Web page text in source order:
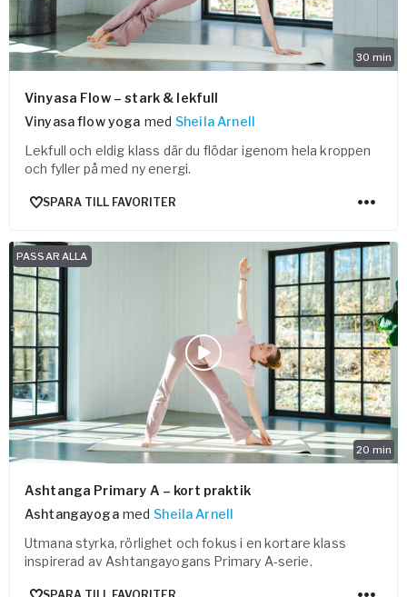
30 min
Vinyasa Flow – stark & lekfull
Vinyasa flow yoga med Sheila Arnell
Lekfull och eldig klass där du flödar igenom hela kroppen
och fyller på med ny energi.
SPARA TILL FAVORITER
20 min
PASSAR ALLA
Ashtanga Primary A – kort praktik
Ashtangayoga med Sheila Arnell
Utmana styrka, rörlighet och fokus i en kortare klass
inspirerad av Ashtangayogans Primary A-serie.